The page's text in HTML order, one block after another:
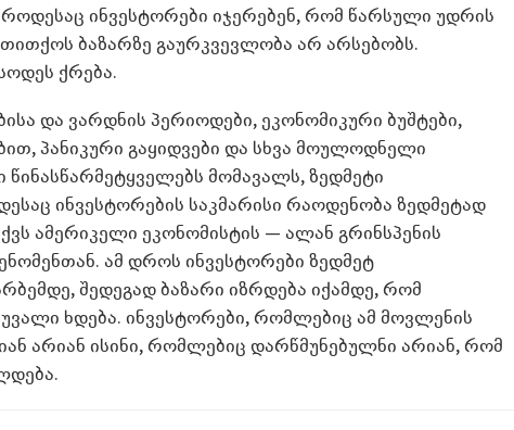
როდესაც ინვესტორები იჯერებენ, რომ წარსული უდრის
თითქოს ბაზარზე გაურკვევლობა არ არსებობს.
ქრება.
და ვარდნის პერიოდები, ეკონომიკური ბუშტები,
პანიკური გაყიდვები და სხვა მოულოდნელი
მომავალს, ზედმეტი
ინვესტორების საკმარისი რაოდენობა ზედმეტად
ამერიკელი ეკონომისტის — ალან გრინსპენის
ამ დროს ინვესტორები ზედმეტ
შედეგად ბაზარი იზრდება იქამდე, რომ
ხდება. ინვესტორები, რომლებიც ამ მოვლენის
არიან ისინი, რომლებიც დარწმუნებულნი არიან, რომ